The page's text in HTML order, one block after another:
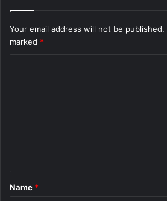
Your email address will not be published.
marked *
*
Name *